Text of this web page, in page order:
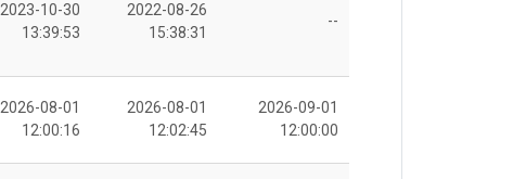
2023-10-30
13:39:53
2022-08-26
15:38:31
--
2026-08-01
12:00:16
2026-08-01
12:02:45
2026-09-01
12:00:00